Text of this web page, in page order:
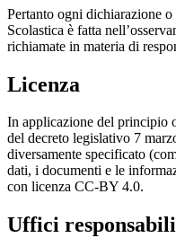
Pertanto ogni dichiarazione
Scolastica è fatta
richiamate in materia di
Licenza
In applicazione del principio
del decreto legislativo 7
diversamente specificato
dati, i documenti e le
con licenza CC-BY 4.0.
Uffici responsabili